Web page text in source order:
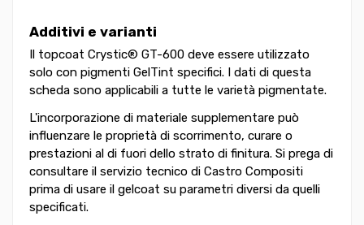
Additivi e varianti
Il topcoat Crystic® GT-600 deve essere utilizzato
solo con pigmenti GelTint specifici. I dati di questa
scheda sono applicabili a tutte le varietà pigmentate.
L'incorporazione di materiale supplementare può
influenzare le proprietà di scorrimento, curare o
prestazioni al di fuori dello strato di finitura. Si prega di
consultare il servizio tecnico di Castro Compositi
prima di usare il gelcoat su parametri diversi da quelli
specificati.